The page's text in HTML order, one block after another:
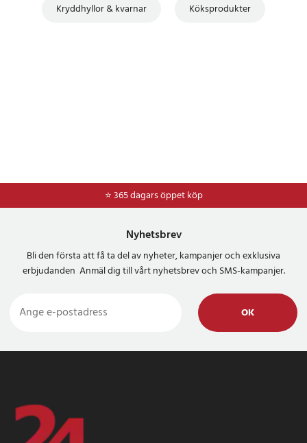
Kryddhyllor & kvarnar Köksprodukter
⭐ 365 dagars öppet köp
Nyhetsbrev
Bli den första att få ta del av nyheter, kampanjer och exklusiva
erbjudanden Anmäl dig till vårt nyhetsbrev och SMS-kampanjer.
OK